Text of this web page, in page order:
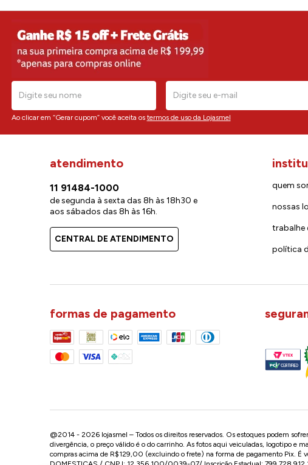
Ao clicar em “Gerar cupom” você aceita os termos de uso da Lojasmel
atendimento
11 91484-1000
de segunda à sexta das 8h às 18h30 e
aos sábados das 8h às 16h.
CENTRAL DE ATENDIMENTO
quem
nossas
trabalhe
política
formas de pagamento
@2014 - 2026 lojasmel – Todos os direitos reservados. Os estoques podem
divergência, o preço válido é o do carrinho. As fotos aqui veiculadas, logotipo e
compras acima de R$129,00 (excluindo o frete) na forma de pagamento Pix. É